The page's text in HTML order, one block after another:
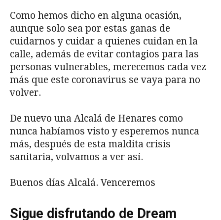
Como hemos dicho en alguna ocasión,
aunque solo sea por estas ganas de
cuidarnos y cuidar a quienes cuidan en la
calle, además de evitar contagios para las
personas vulnerables, merecemos cada vez
más que este coronavirus se vaya para no
volver.
De nuevo una Alcalá de Henares como
nunca habíamos visto y esperemos nunca
más, después de esta maldita crisis
sanitaria, volvamos a ver así.
Buenos días Alcalá. Venceremos
Sigue disfrutando de Dream